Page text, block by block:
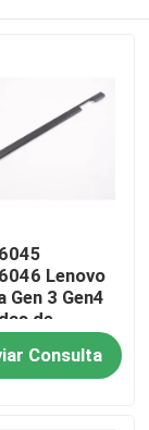
Lenovo
Gen 3 Gen4
de
tapa de
Consulta